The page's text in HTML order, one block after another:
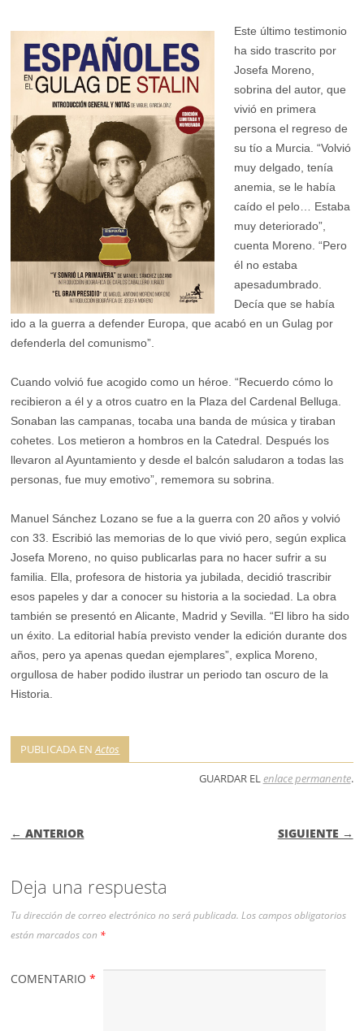
Este último testimonio
ha sido trascrito por
Josefa Moreno,
sobrina del autor, que
vivió en primera
persona el regreso de
su tío a Murcia. “Volvió
muy delgado, tenía
anemia, se le había
caído el pelo… Estaba
muy deteriorado”,
cuenta Moreno. “Pero
él no estaba
apesadumbrado.
Decía que se había
ido a la guerra a defender Europa, que acabó en un Gulag por
defenderla del comunismo”.
Cuando volvió fue acogido como un héroe. “Recuerdo cómo lo
recibieron a él y a otros cuatro en la Plaza del Cardenal Belluga.
Sonaban las campanas, tocaba una banda de música y tiraban
cohetes. Los metieron a hombros en la Catedral. Después los
llevaron al Ayuntamiento y desde el balcón saludaron a todas las
personas, fue muy emotivo”, rememora su sobrina.
Manuel Sánchez Lozano se fue a la guerra con 20 años y volvió
con 33. Escribió las memorias de lo que vivió pero, según explica
Josefa Moreno, no quiso publicarlas para no hacer sufrir a su
familia. Ella, profesora de historia ya jubilada, decidió trascribir
esos papeles y dar a conocer su historia a la sociedad. La obra
también se presentó en Alicante, Madrid y Sevilla. “El libro ha sido
un éxito. La editorial había previsto vender la edición durante dos
años, pero ya apenas quedan ejemplares”, explica Moreno,
orgullosa de haber podido ilustrar un periodo tan oscuro de la
Historia.
PUBLICADA ENActos
GUARDAR ELenlace permanente.
NAVEGACIÓN DE ENTRADAS
← ANTERIOR SIGUIENTE →
Deja una respuesta
Tu dirección de correo electrónico no será publicada. Los campos obligatorios
están marcados con *
COMENTARIO*